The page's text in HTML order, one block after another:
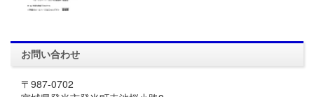
お問い合わせ
〒987-0702